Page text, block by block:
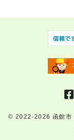
© 2022-2026函館市